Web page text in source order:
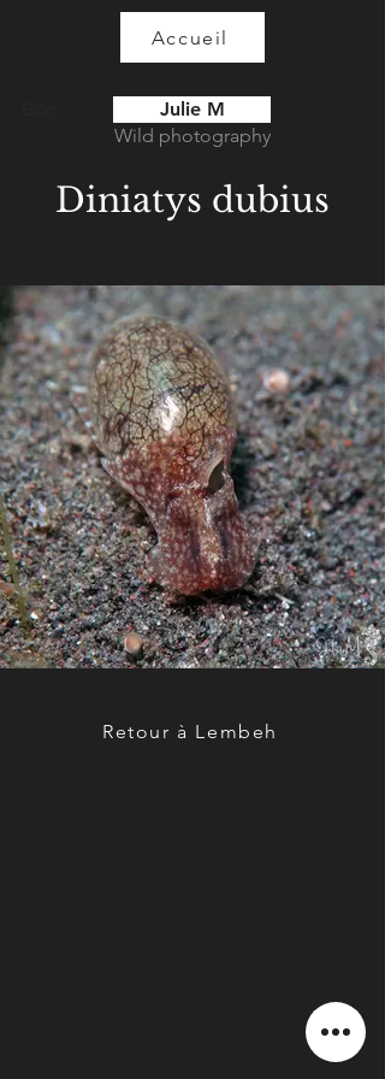
Accueil
Julie M
Wild photography
Diniatys dubius
Retour à Lembeh